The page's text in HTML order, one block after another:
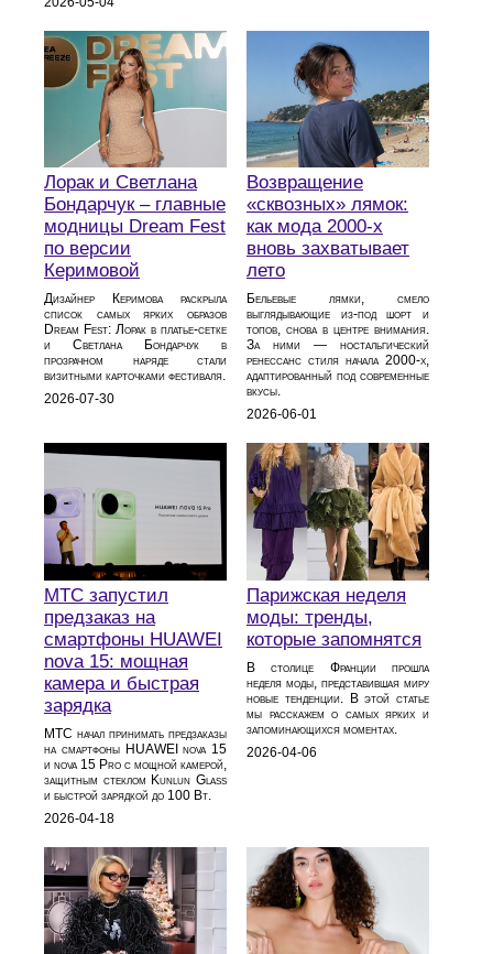
Лорак и Светлана
Бондарчук – главные
модницы Dream Fest
по версии
Керимовой
Дизайнер Керимова раскрыла
список самых ярких образов
Dream Fest: Лорак в платье‑сетке
и Светлана Бондарчук в
прозрачном наряде стали
визитными карточками фестиваля.
2026-07-30
Возвращение
«сквозных» лямок:
как мода 2000‑х
вновь захватывает
лето
Бельевые лямки, смело
выглядывающие из‑под шорт и
топов, снова в центре внимания.
За ними — ностальгический
ренессанс стиля начала 2000‑х,
адаптированный под современные
вкусы.
2026-06-01
МТС запустил
предзаказ на
смартфоны HUAWEI
nova 15: мощная
камера и быстрая
зарядка
МТС начал принимать предзаказы
на смартфоны HUAWEI nova 15
и nova 15 Pro с мощной камерой,
защитным стеклом Kunlun Glass
и быстрой зарядкой до 100 Вт.
2026-04-18
Парижская неделя
моды: тренды,
которые запомнятся
В столице Франции прошла
неделя моды, представившая миру
новые тенденции. В этой статье
мы расскажем о самых ярких и
запоминающихся моментах.
2026-04-06